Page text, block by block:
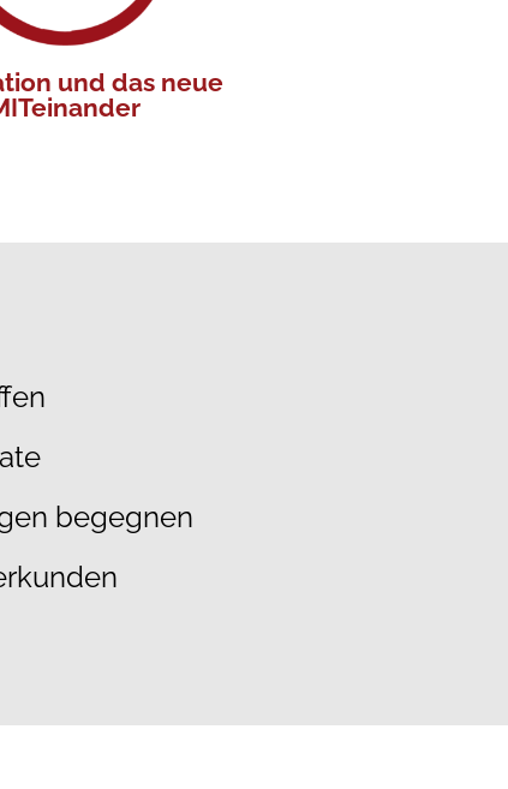
und das neue
im TEAM auf das nächste
Level zu heben.
begegnen